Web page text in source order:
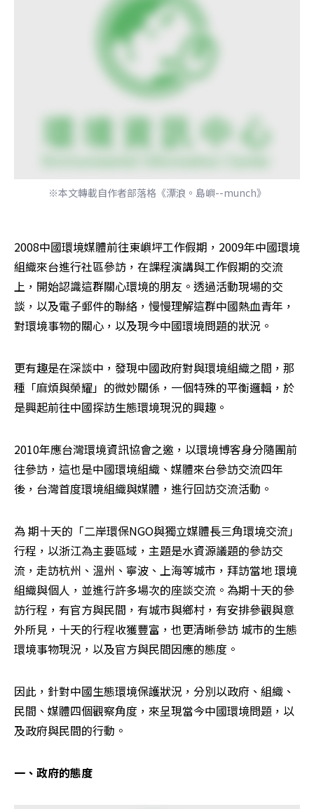
※本文轉載自作者部落格《漂浪。島嶼--munch》
2008中國環境媒體前往東嶼坪工作假期，2009年中國環境
組織來台進行社區參訪，在課程演講與工作假期的交流
上，開始認識這群關心環境的朋友。透過活動現場的交
談，以及電子郵件的聯絡，慢慢理解這群中國熱血青年，
對環境事物的關心，以及現今中國環境問題的狀況。
更有趣是在深談中，發現中國政府對與環境組織之間，那
種「麻煩與榮耀」的微妙關係，一個特殊的平衡邏輯，於
是興起前往中國探訪生態環境現況的興趣。
2010年應台灣環境資訊協會之邀，以環境博客身分隨團前
往參訪，這也是中國環境組織、媒體來台參訪交流四年
後，台灣首度環境組織與媒體，進行回訪交流活動。
為 期十天的「二岸環保NGO與獨立媒體長三角環境交流」
行程，以浙江為主要區域，主題是水資源議題的參訪交
流，走訪杭州、溫州、寧波、上海等城市，拜訪當地 環境
組織與個人，並進行許多場次的座談交流。為期十天的參
訪行程，有官方與民間，有城市與鄉村，有安排參觀與意
外所見，十天的行程收獲豐富，也更清晰參訪 城市的生態
環境事物現況，以及官方與民間因應的態度。
因此，針對中國生態環境保護狀況，分別以政府、組織、
民間、媒體四個觀察角度，來呈現當今中國環境問題，以
及政府與民間的行動。
一、政府的態度